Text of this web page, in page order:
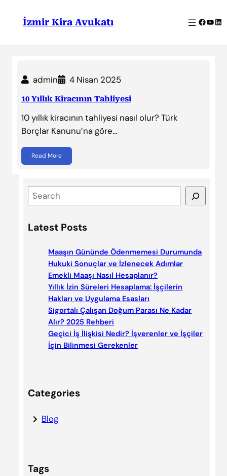
İzmir Kira Avukatı
admin 4 Nisan 2025
10 Yıllık Kiracının Tahliyesi
10 yıllık kiracının tahliyesi nasıl olur? Türk
Borçlar Kanunu’na göre…
Read More
e
r
Latest Posts
Maaşın Gününde Ödenmemesi Durumunda
Hukuki Sonuçlar ve İzlenecek Adımlar
Emekli Maaşı Nasıl Hesaplanır?
Yıllık İzin Süreleri Hesaplama: İşçilerin
Hakları ve Uygulama Esasları
Sigortalı Çalışan Doğum Parası Ne Kadar
Alır? 2025 Rehberi
Geçici İş İlişkisi Nedir? İşverenler ve İşçiler
İçin Bilinmesi Gerekenler
Categories
Blog
Tags